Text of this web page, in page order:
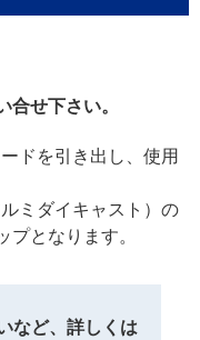
せ下さい。
ドを引き出し、使用
ミダイキャスト）の
となります。
など、詳しくは